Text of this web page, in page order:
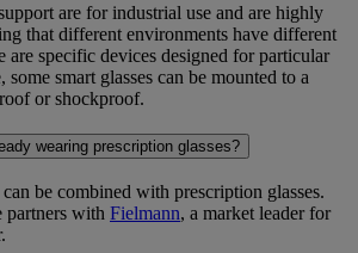
are for industrial use and are highly
that different environments have different
are specific devices designed for particular
some smart glasses can be mounted to a
or shockproof.
wearing prescription glasses?
be combined with prescription glasses.
partners with Fielmann, a market leader for